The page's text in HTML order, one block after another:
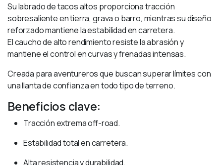
Su labrado de tacos altos proporciona tracción
sobresaliente en tierra, grava o barro, mientras su diseño
reforzado mantiene la estabilidad en carretera.
El caucho de alto rendimiento resiste la abrasión y
mantiene el control en curvas y frenadas intensas.
Creada para aventureros que buscan superar límites con
una llanta de confianza en todo tipo de terreno.
Beneficios clave:
Tracción extrema off-road.
Estabilidad total en carretera.
Alta resistencia y durabilidad.